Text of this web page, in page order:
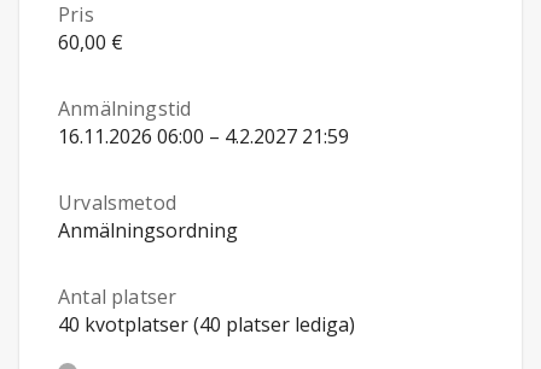
Pris
60,00 €
Anmälningstid
16.11.2026 06:00 – 4.2.2027 21:59
Urvalsmetod
Anmälningsordning
Antal platser
40 kvotplatser (40 platser lediga)